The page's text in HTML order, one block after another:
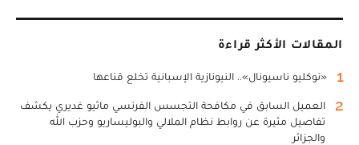
المقالات الأكثر قراءة
1 «نوكليو ناسيونال».. النيونازية الإسبانية تخلع قناعها
2
العميل السابق في مكافحة التجسس الفرنسي ماثيو غديري يكشف
تفاصيل مثيرة عن روابط نظام الملالي والبوليساريو وحزب الله
والجزائر